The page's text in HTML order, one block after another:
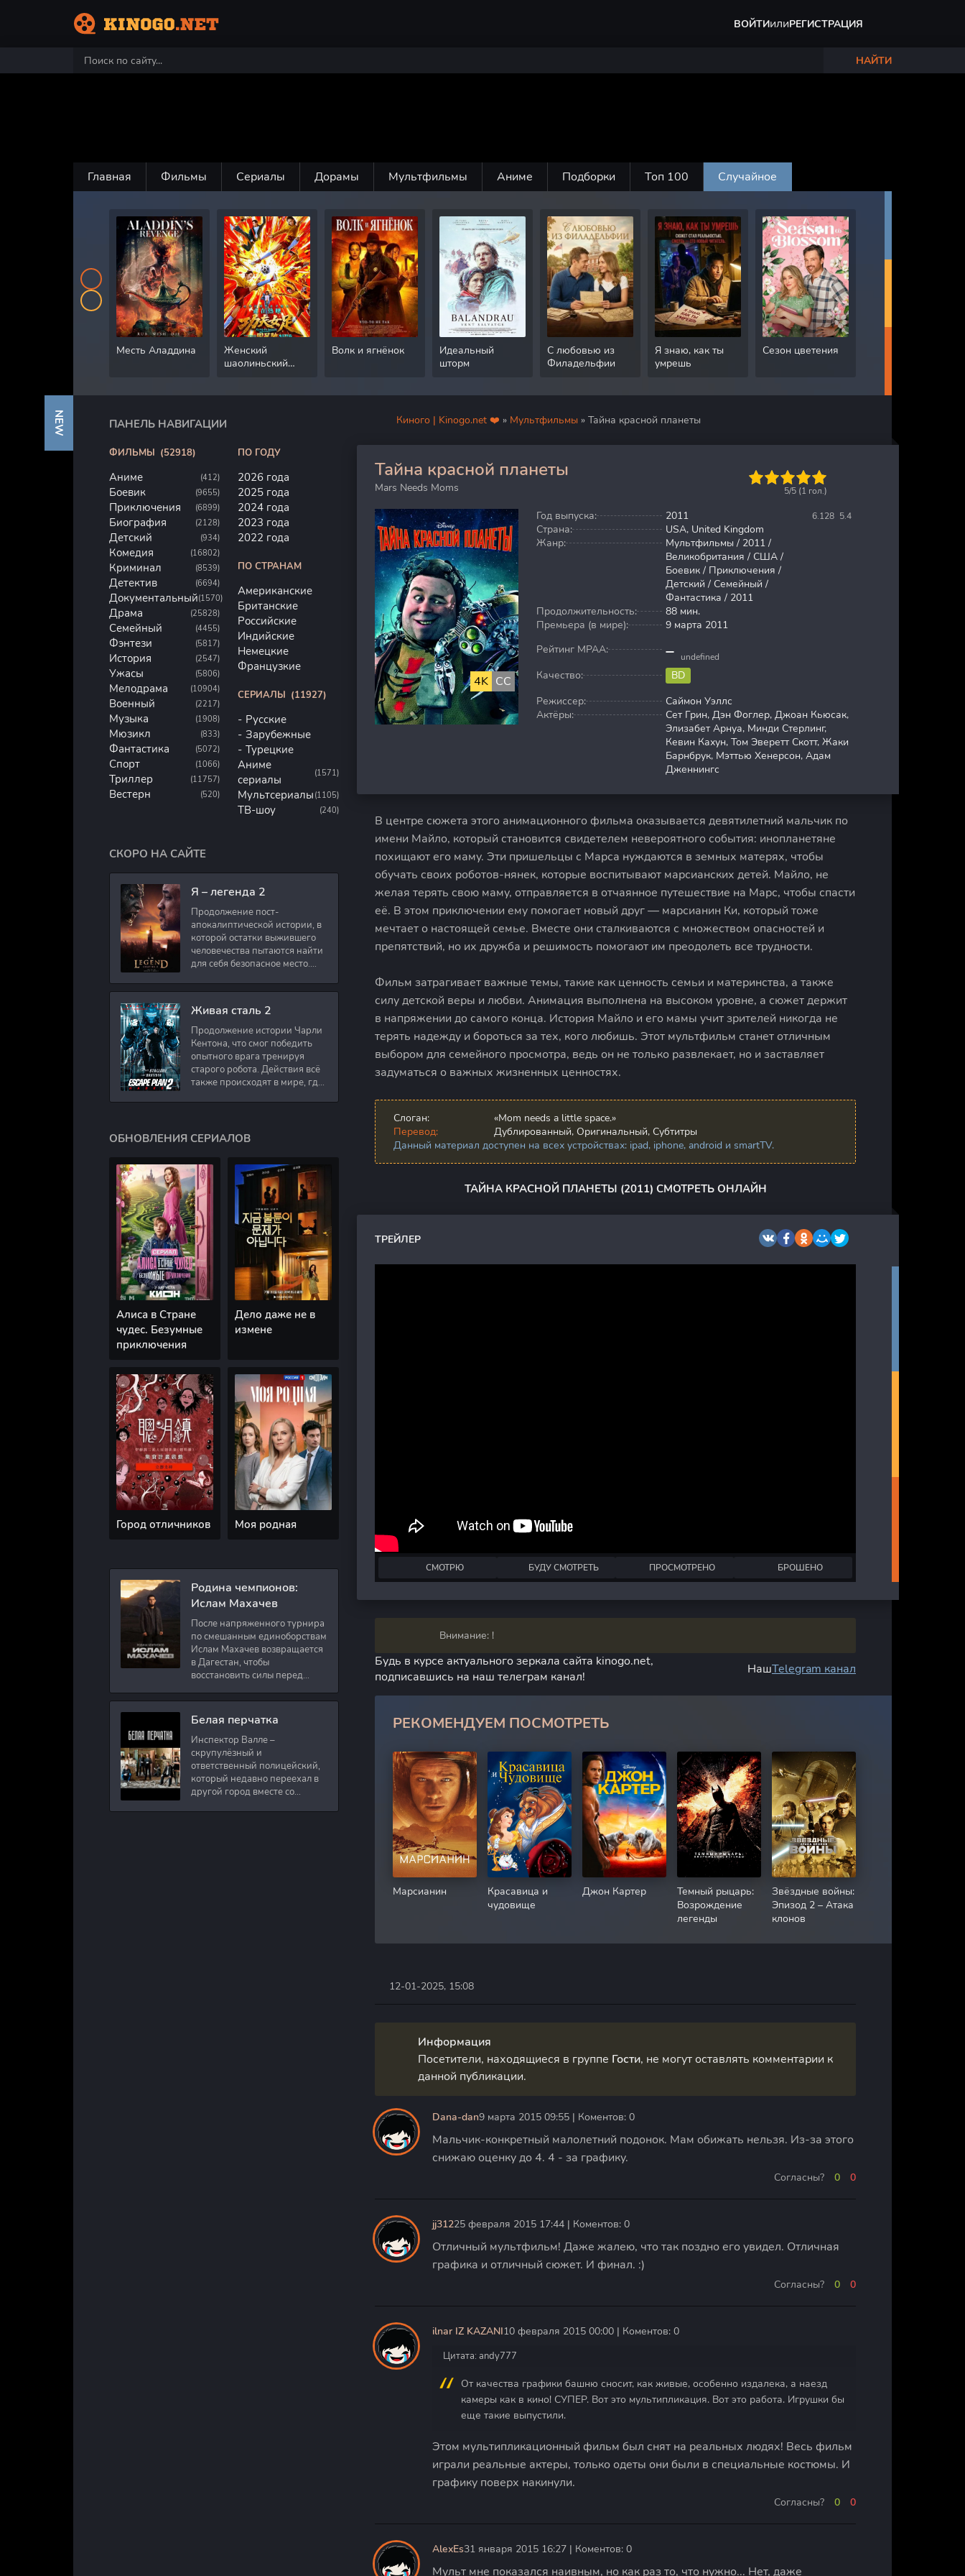
ВОЙТИилиРЕГИСТРАЦИЯ
НАЙТИ
Главная Фильмы Сериалы Дорамы Мультфильмы Аниме Подборки Топ 100 Случайное
Месть Аладдина
Женский
шаолиньский
Волк и ягнёнок
Идеальный
шторм
С любовью из
Филадельфии
Я знаю, как ты
умрешь
Сезон цветения
Киного | Kinogo.net ❤️ » Мультфильмы » Тайна красной планеты
Тайна красной планеты
Mars Needs Moms
6.128 5.4
5/5 (1 гол.)
4K CC
Год выпуска:
2011
Страна:
USA, United Kingdom
Жанр:
Мультфильмы / 2011 /
Великобритания / США /
Боевик / Приключения /
Детский / Семейный /
Фантастика / 2011
Продолжительность:
88 мин.
Премьера (в мире):
9 марта 2011
Рейтинг MPAA:
undefined
Качество:
BD
Режиссер:
Саймон Уэллс
Актёры:
Сет Грин, Дэн Фоглер, Джоан Кьюсак,
Элизабет Арнуа, Минди Стерлинг,
Кевин Кахун, Том Эверетт Скотт, Жаки
Барнбрук, Мэттью Хенерсон, Адам
Дженнингс
В центре сюжета этого анимационного фильма оказывается девятилетний мальчик по
имени Майло, который становится свидетелем невероятного события: инопланетяне
похищают его маму. Эти пришельцы с Марса нуждаются в земных матерях, чтобы
обучать своих роботов-нянек, которые воспитывают марсианских детей. Майло, не
желая терять свою маму, отправляется в отчаянное путешествие на Марс, чтобы спасти
её. В этом приключении ему помогает новый друг — марсианин Ки, который тоже
мечтает о настоящей семье. Вместе они сталкиваются с множеством опасностей и
препятствий, но их дружба и решимость помогают им преодолеть все трудности.
Фильм затрагивает важные темы, такие как ценность семьи и материнства, а также
силу детской веры и любви. Анимация выполнена на высоком уровне, а сюжет держит
в напряжении до самого конца. История Майло и его мамы учит зрителей никогда не
терять надежду и бороться за тех, кого любишь. Этот мультфильм станет отличным
выбором для семейного просмотра, ведь он не только развлекает, но и заставляет
задуматься о важных жизненных ценностях.
Слоган:
«Mom needs a little space.»
Перевод:
Дублированный, Оригинальный, Субтитры
Данный материал доступен на всех устройствах: ipad, iphone, android и smartTV.
ТАЙНА КРАСНОЙ ПЛАНЕТЫ (2011) СМОТРЕТЬ ОНЛАЙН
ТРЕЙЛЕР
СМОТРЮ БУДУ СМОТРЕТЬ ПРОСМОТРЕНО БРОШЕНО
Внимание: !
Будь в курсе актуального зеркала сайта kinogo.net,
подписавшись на наш телеграм канал!
НашTelegram канал
РЕКОМЕНДУЕМ ПОСМОТРЕТЬ
Марсианин
Красавица и
чудовище
Джон Картер
Темный рыцарь:
Возрождение
легенды
Звёздные войны:
Эпизод 2 – Атака
клонов
12-01-2025, 15:08
Информация
Посетители, находящиеся в группе Гости, не могут оставлять комментарии к
данной публикации.
Dana-dan9 марта 2015 09:55 | Коментов: 0
Мальчик-конкретный малолетний подонок. Мам обижать нельзя. Из-за этого
снижаю оценку до 4. 4 - за графику.
0 0
jj31225 февраля 2015 17:44 | Коментов: 0
Отличный мультфильм! Даже жалею, что так поздно его увидел. Отличная
графика и отличный сюжет. И финал. :)
0 0
ilnar IZ KAZANI10 февраля 2015 00:00 | Коментов: 0
Цитата: andy777
От качества графики башню сносит, как живые, особенно издалека, а наезд
камеры как в кино! СУПЕР. Вот это мультипликация. Вот это работа. Игрушки бы
еще такие выпустили.
Этом мультипликационный фильм был снят на реальных людях! Весь фильм
играли реальные актеры, только одеты они были в специальные костюмы. И
графику поверх накинули.
0 0
AlexEs31 января 2015 16:27 | Коментов: 0
Мульт мне показался наивным, но как раз то, что нужно... Нет, даже
ПАНЕЛЬ НАВИГАЦИИ
NEW
ФИЛЬМЫ (52918)
Аниме (412)
Боевик (9655)
Приключения (6899)
Биография (2128)
Детский (934)
Комедия (16802)
Криминал (8539)
Детектив (6694)
Документальный(1570)
Драма (25828)
Семейный (4455)
Фэнтези (5817)
История (2547)
Ужасы (5806)
Мелодрама (10904)
Военный (2217)
Музыка (1908)
Мюзикл (833)
Фантастика (5072)
Спорт (1066)
Триллер (11757)
Вестерн (520)
ПО ГОДУ
2026 года
2025 года
2024 года
2023 года
2022 года
ПО СТРАНАМ
Американские
Британские
Российские
Индийские
Немецкие
Французкие
СЕРИАЛЫ (11927)
Русские
Зарубежные
Турецкие
Аниме
сериалы
(1571)
Мультсериалы (1105)
ТВ-шоу (240)
СКОРО НА САЙТЕ
Я – легенда 2
Продолжение пост-
апокалиптической истории, в
которой остатки выжившего
человечества пытаются найти
для себя безопасное место.
работал в медицинском
Живая сталь 2
Продолжение истории Чарли
Кентона, что смог победить
опытного врага тренируя
старого робота. Действия всё
также происходят в мире, где
ОБНОВЛЕНИЯ СЕРИАЛОВ
Алиса в Стране
чудес. Безумные
приключения
Дело даже не в
измене
Город отличников Моя родная
Родина чемпионов:
Ислам Махачев
После напряженного турнира
по смешанным единоборствам
Ислам Махачев возвращается
в Дагестан, чтобы
восстановить силы перед
Вместе с ним приезжают
оператор и интервьюер,
Белая перчатка
Инспектор Валле –
скрупулёзный и
ответственный полицейский,
который недавно переехал в
другой город вместе со